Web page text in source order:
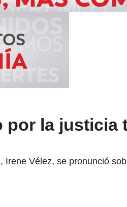
por la justicia
Vélez, se pronunció